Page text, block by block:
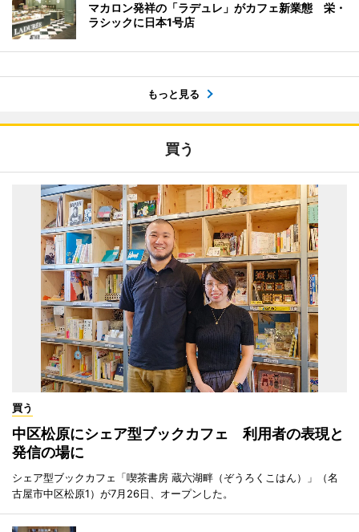
マカロン発祥の「ラデュレ」がカフェ新業態 栄・
ラシックに日本1号店
もっと見る
買う
買う
中区松原にシェア型ブックカフェ 利用者の表現と
発信の場に
シェア型ブックカフェ「喫茶書房 蔵六湖畔（ぞうろくこはん）」（名
古屋市中区松原1）が7月26日、オープンした。